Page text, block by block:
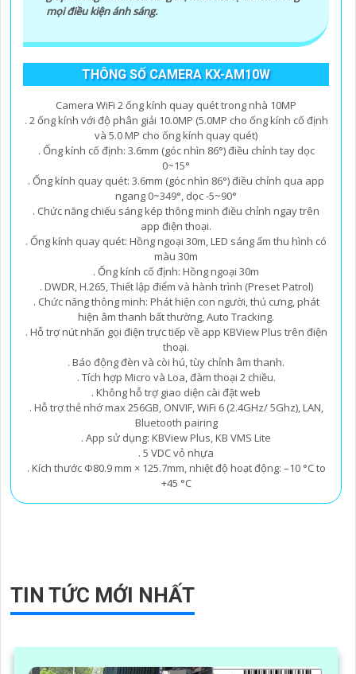
mọi điều kiện ánh sáng.
THÔNG SỐ CAMERA KX-AM10W
Camera WiFi 2 ống kính quay quét trong nhà 10MP
. 2 ống kính với độ phân giải 10.0MP (5.0MP cho ống kính cố định
và 5.0 MP cho ống kính quay quét)
. Ống kính cố định: 3.6mm (góc nhìn 86°) điều chỉnh tay dọc
0~15°
. Ống kính quay quét: 3.6mm (góc nhìn 86°) điều chỉnh qua app
ngang 0~349°, dọc -5~90°
. Chức năng chiếu sáng kép thông minh điều chỉnh ngay trên
app điện thoại.
. Ống kính quay quét: Hồng ngoại 30m, LED sáng ấm thu hình có
màu 30m
. Ống kính cố định: Hồng ngoại 30m
. DWDR, H.265, Thiết lập điểm và hành trình (Preset Patrol)
. Chức năng thông minh: Phát hiện con người, thú cưng, phát
hiện âm thanh bất thường, Auto Tracking.
. Hỗ trợ nút nhấn gọi điện trực tiếp về app KBView Plus trên điện
thoại.
. Báo động đèn và còi hú, tùy chỉnh âm thanh.
. Tích hợp Micro và Loa, đàm thoại 2 chiều.
. Không hỗ trợ giao diện cài đặt web
. Hỗ trợ thẻ nhớ max 256GB, ONVIF, WiFi 6 (2.4GHz/ 5Ghz), LAN,
Bluetooth pairing
. App sử dụng: KBView Plus, KB VMS Lite
. 5 VDC vỏ nhựa
. Kích thước Φ80.9 mm × 125.7mm, nhiệt độ hoạt động: –10 °C to
+45 °C
TIN TỨC MỚI NHẤT